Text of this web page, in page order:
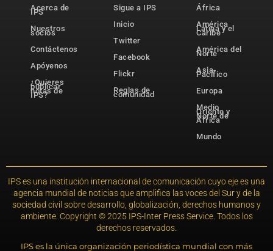
Acerca de
IPS
Nuestros
socios
Contáctenos
Apóyenos
¿Quieres
publicar
notas de
IPS?
Sigue a IPS
Inicio
Twitter
Facebook
Flickr
Reglas de
comunidad
África
América
Latina y el
Caribe
América del
Norte
Asia-
Pacífico
Europa
Medio
Oriente y
Norte de
África
Mundo
IPS es una institución internacional de comunicación cuyo eje es una
agencia mundial de noticias que amplifica las voces del Sur y de la
sociedad civil sobre desarrollo, globalización, derechos humanos y
ambiente. Copyright © 2025 IPS-Inter Press Service. Todos los
derechos reservados.
IPS es la única organización periodística mundial con más